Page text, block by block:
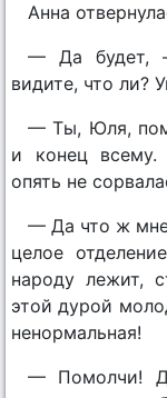
Анна
— Да будет,
видите, что ли?
— Ты, Юля,
и конец всему.
опять не
— Да что ж мне
целое
народу лежит,
этой дурой
ненормальная!
— Помолчи!